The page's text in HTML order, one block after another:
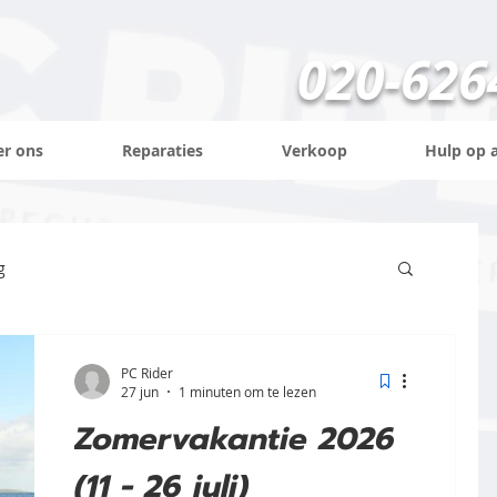
020-
ons Reparaties Verkoop Hulp op
Zomervakantie 2026
(11 - 26 juli)
PC Rider
27 jun
1 minuten om te lezen